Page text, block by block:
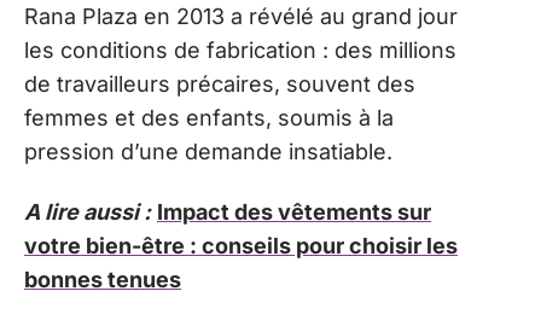
Rana Plaza en 2013 a révélé au grand jour
les conditions de fabrication : des millions
de travailleurs précaires, souvent des
femmes et des enfants, soumis à la
pression d’une demande insatiable.
A lire aussi : Impact des vêtements sur
votre bien-être : conseils pour choisir les
bonnes tenues